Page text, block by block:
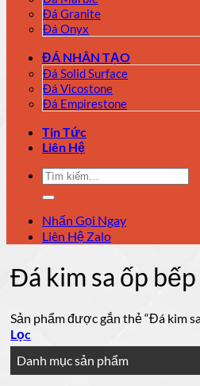
Đá Granite
Đá Onyx
ĐÁ NHÂN TẠO
Đá Solid Surface
Đá Vicostone
Đá Empirestone
Tin Tức
Liên Hệ
Tìm
kiếm:
Nhấn Gọi Ngay
Liên Hệ Zalo
Đá kim sa ốp
Sản phẩm được gắn thẻ “Đá kim
Lọc
Danh mục sản phẩm